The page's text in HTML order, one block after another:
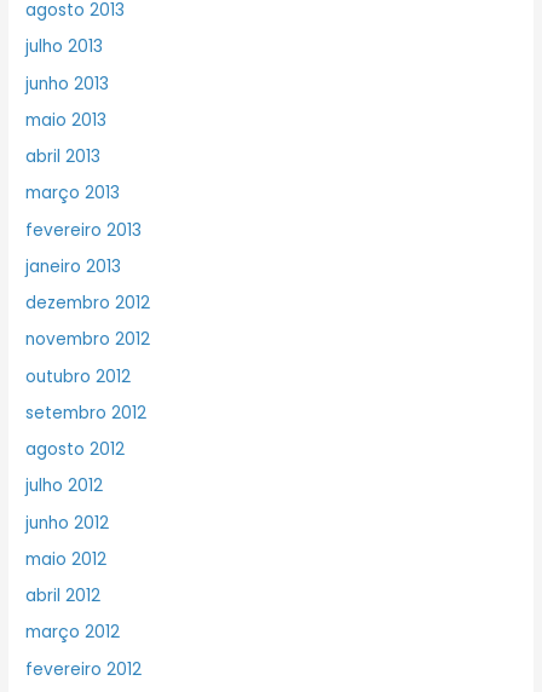
agosto 2013
julho 2013
junho 2013
maio 2013
abril 2013
março 2013
fevereiro 2013
janeiro 2013
dezembro 2012
novembro 2012
outubro 2012
setembro 2012
agosto 2012
julho 2012
junho 2012
maio 2012
abril 2012
março 2012
fevereiro 2012